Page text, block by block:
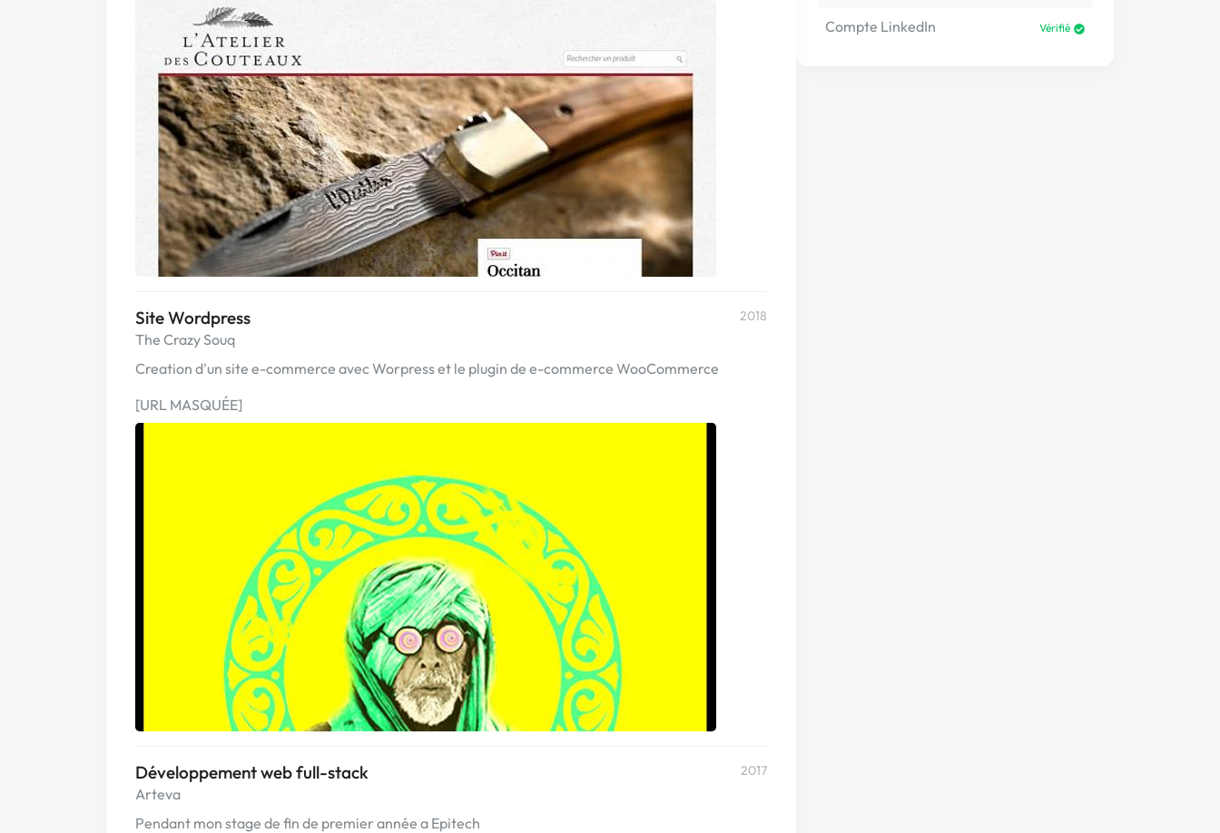
Compte LinkedIn Vérifié
Site Wordpress
The Crazy Souq
2018
Creation d'un site e-commerce avec Worpress et le plugin de e-commerce WooCommerce
[URL MASQUÉE]
Développement web full-stack
Arteva
2017
Pendant mon stage de fin de premier année a Epitech